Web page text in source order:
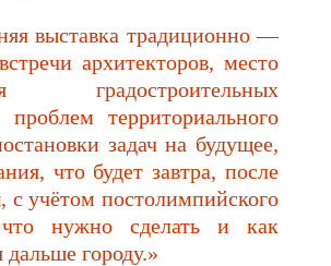
выставка традиционно —
архитекторов, место
градостроительных
территориального
задач на будущее,
что будет завтра, после
с учётом постолимпийского
что нужно сделать и как
дальше городу.»